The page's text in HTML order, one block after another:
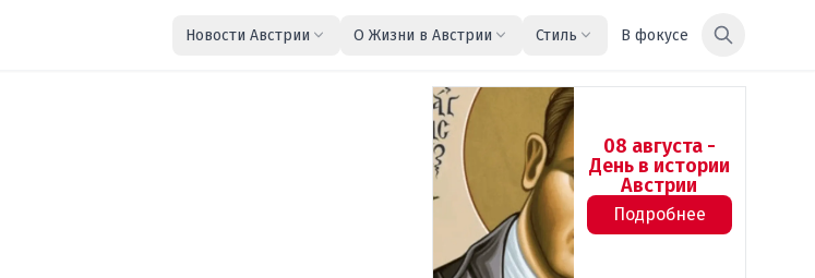
Новости Австрии О Жизни в Австрии Стиль В фокусе
08 августа -
День в истории
Австрии
Подробнее